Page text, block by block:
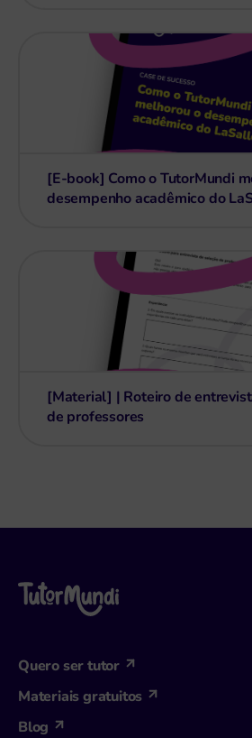
[E-book] Como o TutorMundi
desempenho acadêmico do
[Material] | Roteiro de
de professores
Quero ser tutor
Materiais gratuitos
Blog